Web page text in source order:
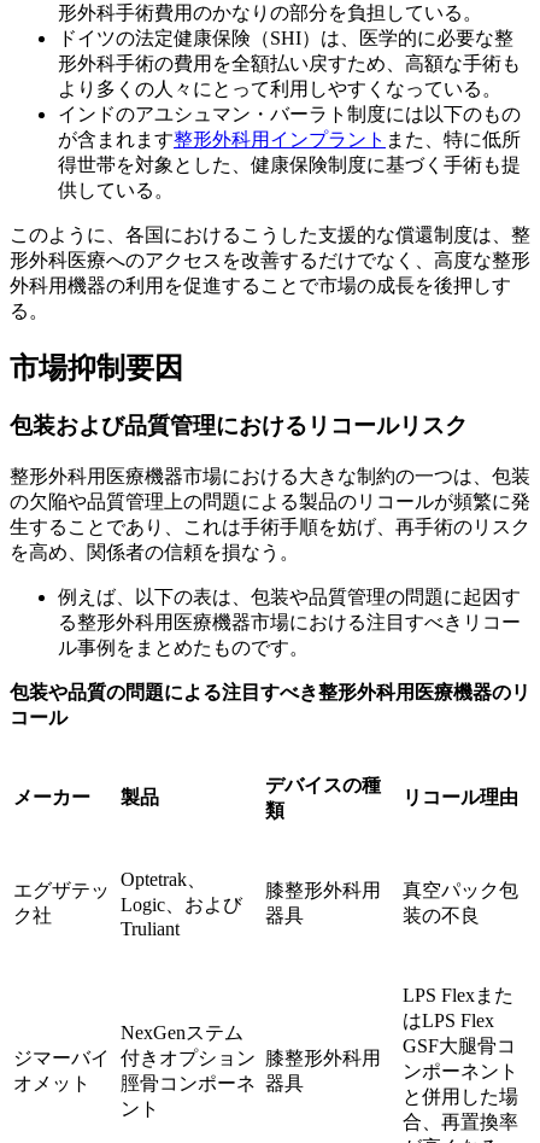
形外科手術費用のかなりの部分を負担している。
ドイツの法定健康保険（SHI）は、医学的に必要な整
形外科手術の費用を全額払い戻すため、高額な手術も
より多くの人々にとって利用しやすくなっている。
インドのアユシュマン・バーラト制度には以下のもの
が含まれます整形外科用インプラント また、特に低所
得世帯を対象とした、健康保険制度に基づく手術も提
供している。
このように、各国におけるこうした支援的な償還制度は、整
形外科医療へのアクセスを改善するだけでなく、高度な整形
外科用機器の利用を促進することで市場の成長を後押しす
る。
市場抑制要因
包装および品質管理におけるリコールリスク
整形外科用医療機器市場における大きな制約の一つは、包装
の欠陥や品質管理上の問題による製品のリコールが頻繁に発
生することであり、これは手術手順を妨げ、再手術のリスク
を高め、関係者の信頼を損なう。
例えば、以下の表は、包装や品質管理の問題に起因す
る整形外科用医療機器市場における注目すべきリコー
ル事例をまとめたものです。
包装や品質の問題による注目すべき整形外科用医療機器のリ
コール
メーカー 製品
デバイスの種
類
リコール理由
エグザテッ
ク社
Optetrak、
Logic、および
Truliant
膝整形外科用
器具
真空パック包
装の不良
ジマーバイ
オメット
NexGenステム
付きオプション
脛骨コンポーネ
ント
膝整形外科用
器具
LPS Flexまた
はLPS Flex
GSF大腿骨コ
ンポーネント
と併用した場
合、再置換率